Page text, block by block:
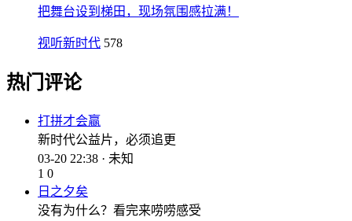
把舞台设到梯田，现场氛围感拉满！
视听新时代 578
热门评论
打拼才会赢
新时代公益片，必须追更
03-20 22:38 · 未知
1 0
日之夕矣
没有为什么？看完来唠唠感受